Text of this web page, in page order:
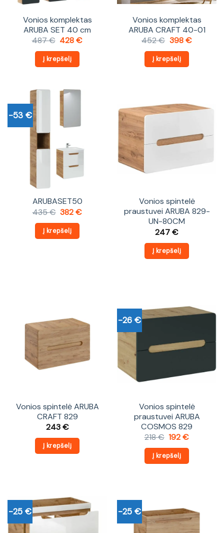
Vonios komplektas
ARUBA SET 40 cm
487€ Original
was:
487 €.
428€Current
Į krepšelį
Vonios komplektas
ARUBA CRAFT 40-01
452€ Original
was:
452 €.
398€Current
Į krepšelį
-53 €
ARUBASET50
435€ Original
was:
435 €.
382€Current
Į krepšelį
Vonios spintelė
praustuvei ARUBA 829-
UN-80CM
247€
Į krepšelį
Vonios spintelė ARUBA
CRAFT 829
243€
Į krepšelį
-26 €
Vonios spintelė
praustuvei ARUBA
COSMOS 829
218€ Original
was:
218 €.
192€Current
is:
192 €.
Į krepšelį
-25 € -25 €